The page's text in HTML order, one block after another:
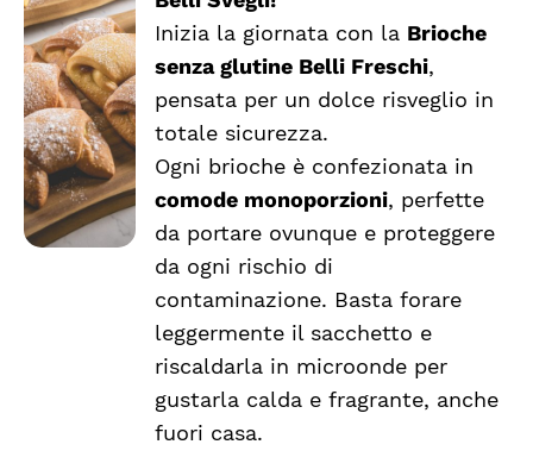
SCEGLI
QUESTO
PRODOTTO
HA
PIÙ
VARIANTI.
LE
OPZIONI
POSSONO
/
DETTAGLI
Inizia la giornata con la Brioche
senza glutine Belli Freschi,
pensata per un dolce risveglio in
totale sicurezza.
Ogni brioche è confezionata in
comode monoporzioni, perfette
da portare ovunque e proteggere
da ogni rischio di
contaminazione. Basta forare
leggermente il sacchetto e
riscaldarla in microonde per
gustarla calda e fragrante, anche
fuori casa.